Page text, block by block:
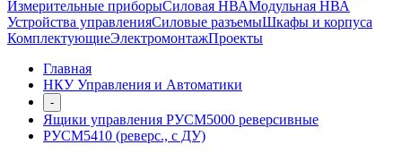
Измерительные приборыСиловая НВАМодульная НВА
Устройства управленияСиловые разъемыШкафы и корпуса
КомплектующиеЭлектромонтажПроекты
Главная
НКУ Управления и Автоматики
-
Ящики управления РУСМ5000 реверсивные
РУСМ5410 (реверс., с ДУ)